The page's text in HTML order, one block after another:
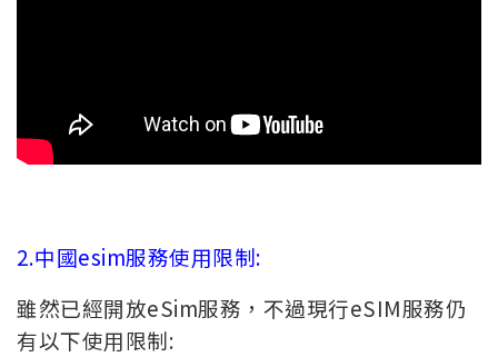
2.中國esim服務使用限制:
雖然已經開放eSim服務，不過現行eSIM服務仍
有以下使用限制: